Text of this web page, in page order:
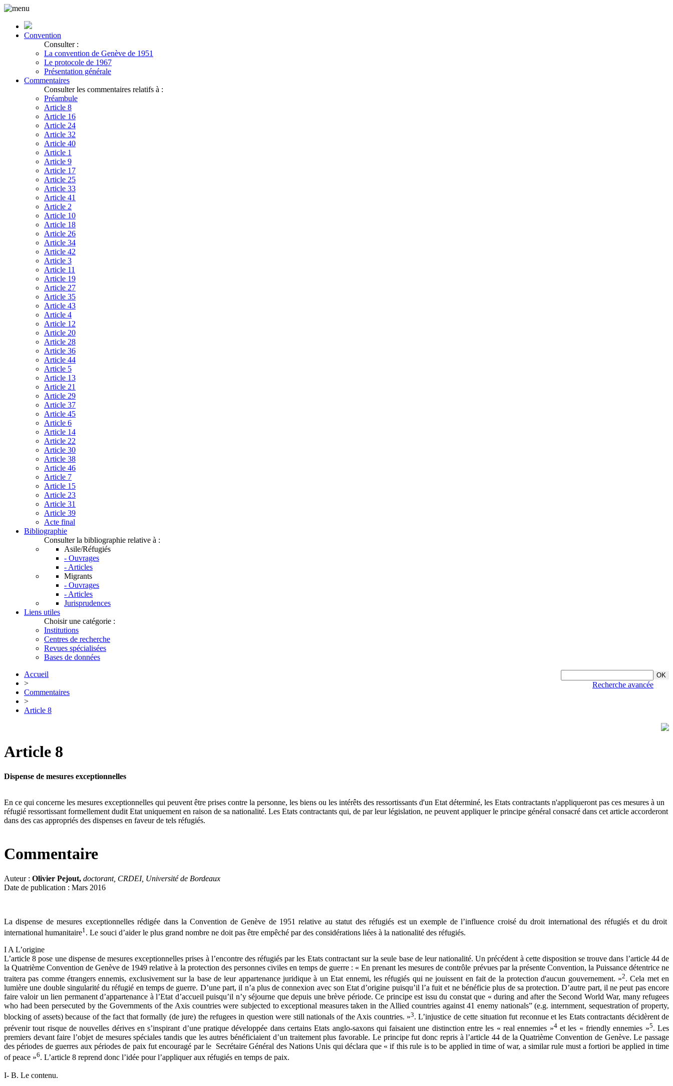
Convention
Consulter :
La convention de Genève de 1951
Le protocole de 1967
Présentation générale
Commentaires
Consulter les commentaires relatifs à :
Préambule
Article 8
Article 16
Article 24
Article 32
Article 40
Article 1
Article 9
Article 17
Article 25
Article 33
Article 41
Article 2
Article 10
Article 18
Article 26
Article 34
Article 42
Article 3
Article 11
Article 19
Article 27
Article 35
Article 43
Article 4
Article 12
Article 20
Article 28
Article 36
Article 44
Article 5
Article 13
Article 21
Article 29
Article 37
Article 45
Article 6
Article 14
Article 22
Article 30
Article 38
Article 46
Article 7
Article 15
Article 23
Article 31
Article 39
Acte final
Bibliographie
Consulter la bibliographie relative à :
Asile/Réfugiés
- Ouvrages
- Articles
Migrants
- Ouvrages
- Articles
Jurisprudences
Liens utiles
Choisir une catégorie :
Institutions
Centres de recherche
Revues spécialisées
Bases de données
Recherche avancée
Accueil
>
Commentaires
>
Article 8
Article 8
Dispense de mesures exceptionnelles
En ce qui concerne les mesures exceptionnelles qui peuvent être prises contre la personne, les biens ou les intérêts des ressortissants d'un Etat déterminé, les Etats contractants n'appliqueront pas ces mesures à un
réfugié ressortissant formellement dudit Etat uniquement en raison de sa nationalité. Les Etats contractants qui, de par leur législation, ne peuvent appliquer le principe général consacré dans cet article accorderont
dans des cas appropriés des dispenses en faveur de tels réfugiés.
Commentaire
Auteur : Olivier Pejout, doctorant, CRDEI, Université de Bordeaux
Date de publication : Mars 2016
La dispense de mesures exceptionnelles rédigée dans la Convention de Genève de 1951 relative au statut des réfugiés est un exemple de l’influence croisé du droit international des réfugiés et du droit
international humanitaire1 . Le souci d’aider le plus grand nombre ne doit pas être empêché par des considérations liées à la nationalité des réfugiés.
I A L’origine
L’article 8 pose une dispense de mesures exceptionnelles prises à l’encontre des réfugiés par les Etats contractant sur la seule base de leur nationalité. Un précédent à cette disposition se trouve dans l’article 44 de
la Quatrième Convention de Genève de 1949 relative à la protection des personnes civiles en temps de guerre : « En prenant les mesures de contrôle prévues par la présente Convention, la Puissance détentrice ne
traitera pas comme étrangers ennemis, exclusivement sur la base de leur appartenance juridique à un Etat ennemi, les réfugiés qui ne jouissent en fait de la protection d'aucun gouvernement. »2. Cela met en
lumière une double singularité du réfugié en temps de guerre. D’une part, il n’a plus de connexion avec son Etat d’origine puisqu’il l’a fuit et ne bénéficie plus de sa protection. D’autre part, il ne peut pas encore
faire valoir un lien permanent d’appartenance à l’Etat d’accueil puisqu’il n’y séjourne que depuis une brève période. Ce principe est issu du constat que « during and after the Second World War, many refugees
who had been persecuted by the Governments of the Axis countries were subjected to exceptional measures taken in the Allied countries against 41 enemy nationals” (e.g. internment, sequestration of property,
blocking of assets) because of the fact that formally (de jure) the refugees in question were still nationals of the Axis countries. »3. L’injustice de cette situation fut reconnue et les Etats contractants décidèrent de
prévenir tout risque de nouvelles dérives en s’inspirant d’une pratique développée dans certains Etats anglo-saxons qui faisaient une distinction entre les « real ennemies »4et les « friendly ennemies »5. Les
premiers devant faire l’objet de mesures spéciales tandis que les autres bénéficiaient d’un traitement plus favorable. Le principe fut donc repris à l’article 44 de la Quatrième Convention de Genève. Le passage
des périodes de guerres aux périodes de paix fut encouragé par le Secrétaire Général des Nations Unis qui déclara que « if this rule is to be applied in time of war, a similar rule must a fortiori be applied in time
of peace »6. L’article 8 reprend donc l’idée pour l’appliquer aux réfugiés en temps de paix.
I- B. Le contenu.